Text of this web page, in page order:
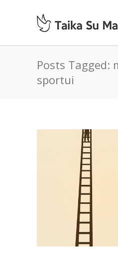
Posts Tagged:
sportui